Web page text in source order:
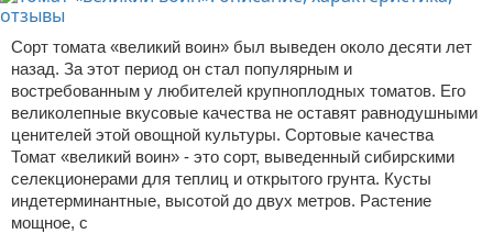
Сорт томата «великий воин» был выведен около десяти лет
назад. За этот период он стал популярным и
востребованным у любителей крупноплодных томатов. Его
великолепные вкусовые качества не оставят равнодушными
ценителей этой овощной культуры. Сортовые качества
Томат «великий воин» - это сорт, выведенный сибирскими
селекционерами для теплиц и открытого грунта. Кусты
индетерминантные, высотой до двух метров. Растение
мощное, с